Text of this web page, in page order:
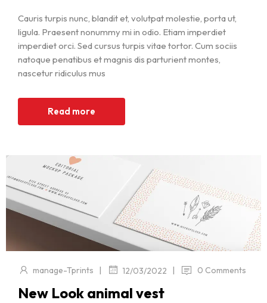
Cauris turpis nunc, blandit et, volutpat molestie, porta ut,
ligula. Praesent nonummy mi in odio. Etiam imperdiet
imperdiet orci. Sed cursus turpis vitae tortor. Cum sociis
natoque penatibus et magnis dis parturient montes,
nascetur ridiculus mus
Read more
manage-Tprints | 12/03/2022 | 0 Comments
New Look animal vest